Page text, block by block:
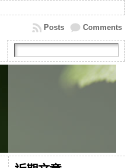
Comments
Posts